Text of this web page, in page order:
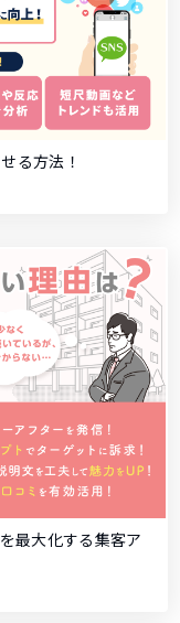
る方法！
最大化する集客ア